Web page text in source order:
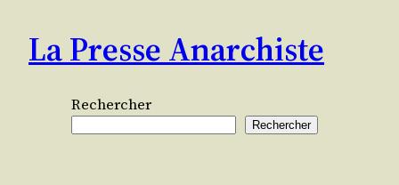
contenu
La Presse Anarchiste
Rechercher
Rechercher